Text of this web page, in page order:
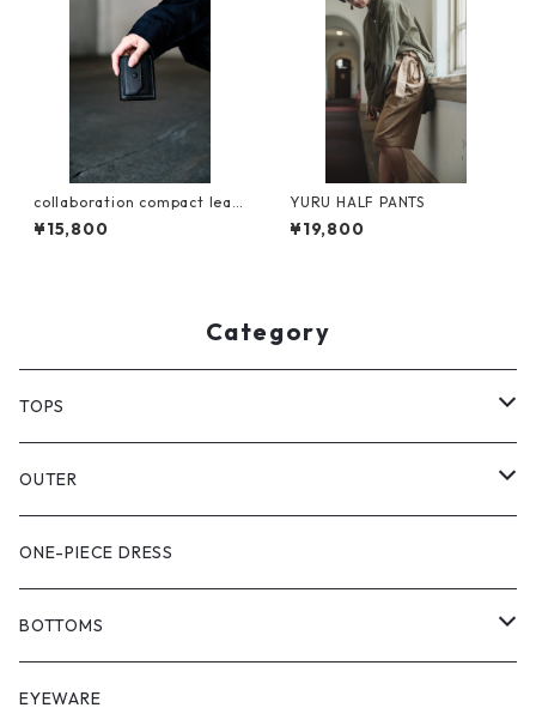
collaboration compact leat
her wallet
¥15,800
YURU HALF PANTS
¥19,800
Category
TOPS
PULL OVER
SHIRT
VEST
OUTER
VEST
JACKET
COAT
ONE-PIECE DRESS
BOTTOMS
SHORT LENGS
EYEWARE